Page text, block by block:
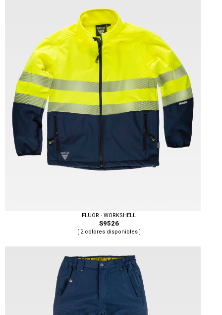
Tallas: S, M, L, XL, XXL, 3XL, 4XL, 5XL
Tallas: S, M, L, XL, XXL, 3XL, 4XL, 5XL
FLUOR · WORKSHELL
S9526
[ 2 colores disponibles ]